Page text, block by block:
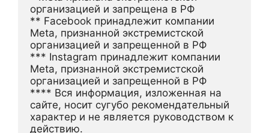
организацией и запрещена в РФ
** Facebook принадлежит компании
Meta, признанной экстремистской
организацией и запрещенной в РФ
*** Instagram принадлежит компании
Meta, признанной экстремистской
организацией и запрещенной в РФ
**** Вся информация, изложенная на
сайте, носит сугубо рекомендательный
характер и не является руководством к
действию.